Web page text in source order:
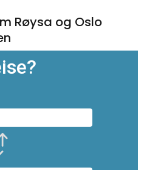
Røysa og Oslo